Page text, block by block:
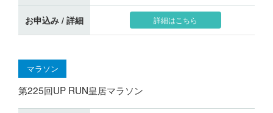
お申込み / 詳細 詳細はこちら
マラソン
第225回UP RUN皇居マラソン